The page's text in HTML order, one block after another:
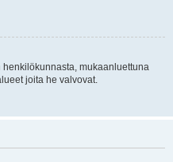
mukaanluettuna
joita he valvovat.